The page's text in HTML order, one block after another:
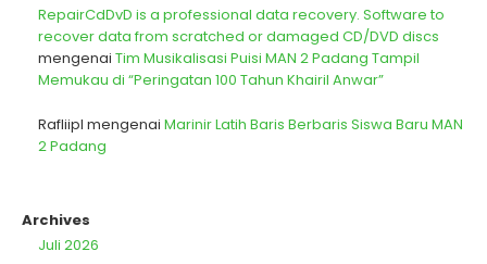
RepairCdDvD is a professional data recovery. Software to
recover data from scratched or damaged CD/DVD discs
mengenai Tim Musikalisasi Puisi MAN 2 Padang Tampil
Memukau di “Peringatan 100 Tahun Khairil Anwar”
Rafliipl mengenai Marinir Latih Baris Berbaris Siswa Baru MAN
2 Padang
Archives
Juli 2026